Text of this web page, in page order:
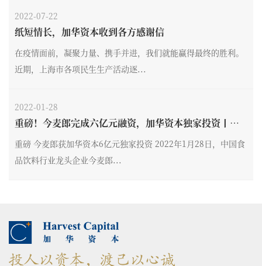
2022-07-22
纸短情长，加华资本收到各方感谢信
在疫情面前，凝聚力量、携手并进，我们就能赢得最终的胜利。
近期，上海市各项民生生产活动逐...
2022-01-28
重磅！今麦郎完成六亿元融资，加华资本独家投资丨加
重磅 今麦郎获加华资本6亿元独家投资 2022年1月28日，中国食
品饮料行业龙头企业今麦郎...